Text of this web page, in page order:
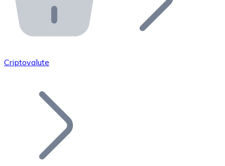
API Bitnovo
Integra la nostra API nel tuo ecosistema.
Unisciti alla nostra rete di rivenditori e
Aggiungi il token del tuo progetto al nostro servizio di
Criptovalute